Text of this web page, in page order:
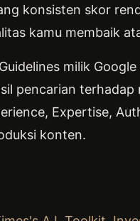
konsisten skor
kamu membaik
milik
pencarian
Expertise,
konten.